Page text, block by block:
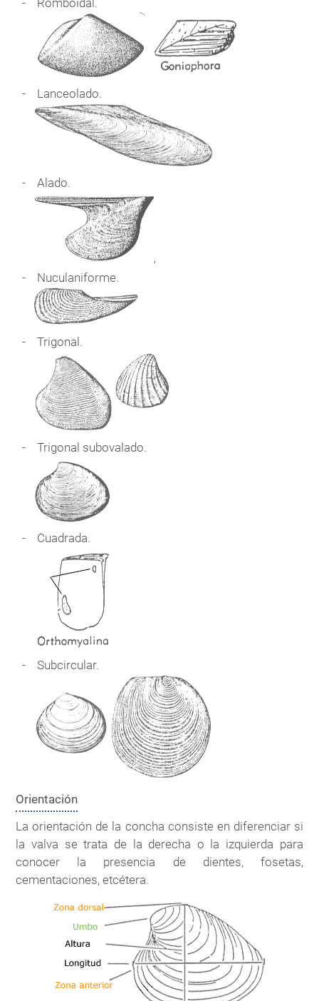
Romboidal.
Lanceolado.
Alado.
Nuculaniforme.
Trigonal.
Trigonal subovalado.
Cuadrada.
Subcircular.
Orientación
La orientación de la concha consiste en diferenciar si
la valva se trata de la derecha o la izquierda para
conocer la presencia de dientes, fosetas,
cementaciones, etcétera.